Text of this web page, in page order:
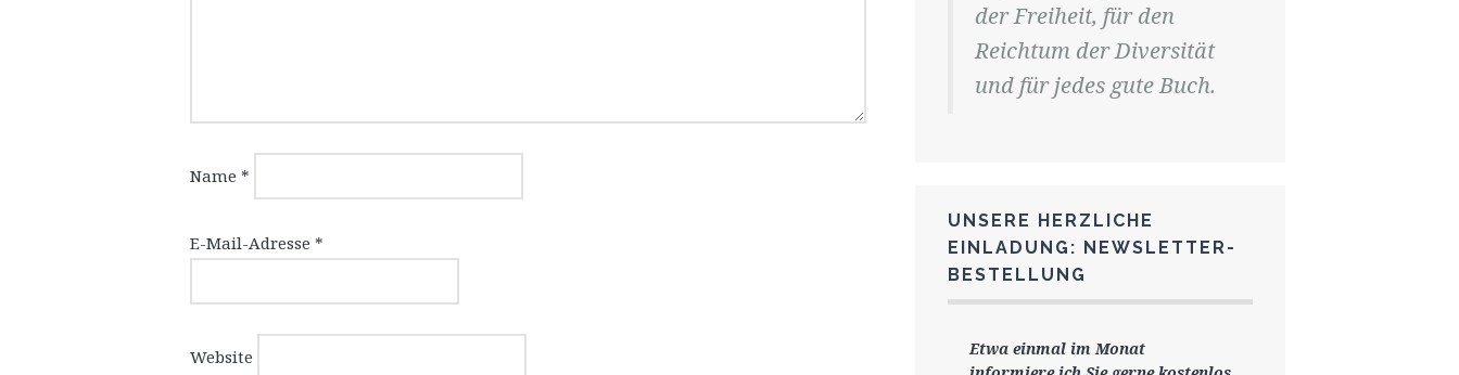
Name *
E-Mail-Adresse *
Website
der Freiheit, für den
Reichtum der Diversität
und für jedes gute Buch.
UNSERE HERZLICHE
EINLADUNG: NEWSLETTER-
BESTELLUNG
Etwa einmal im Monat